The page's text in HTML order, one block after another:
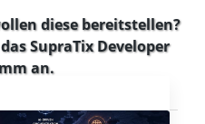
diese bereitstellen?
SupraTix Developer
an.